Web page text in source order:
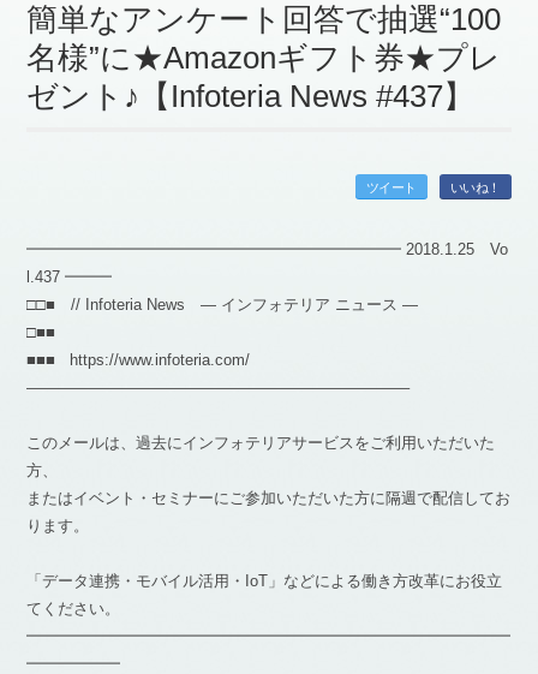
簡単なアンケート回答で抽選“100
名様”に★Amazonギフト券★プレ
ゼント♪【Infoteria News #437】
ツイート いいね！
━━━━━━━━━━━━━━━━━━━━━━━━ 2018.1.25 Vo
l.437 ━━━
□□■ // Infoteria News — インフォテリア ニュース —
□■■
■■■ https://www.infoteria.com/
————————————————————————–
このメールは、過去にインフォテリアサービスをご利用いただいた
方、
またはイベント・セミナーにご参加いただいた方に隔週で配信してお
ります。
「データ連携・モバイル活用・IoT」などによる働き方改革にお役立
てください。
━━━━━━━━━━━━━━━━━━━━━━━━━━━━━━━
━━━━━━